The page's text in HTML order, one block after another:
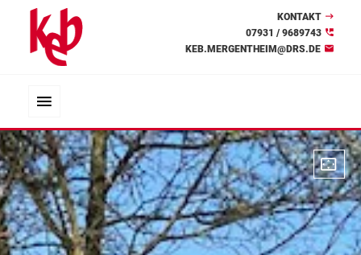
KONTAKT
07931 / 9689743
KEB.MERGENTHEIM@DRS.DE